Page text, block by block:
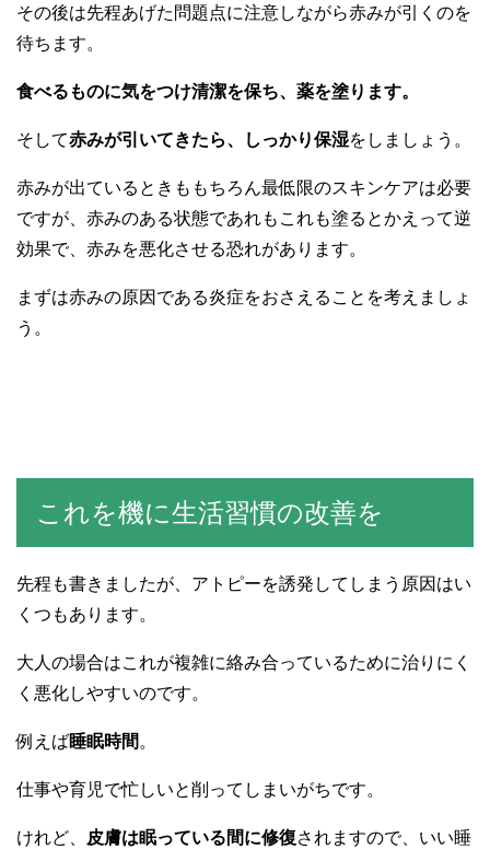
その後は先程あげた問題点に注意しながら赤みが引くのを
待ちます。
食べるものに気をつけ清潔を保ち、薬を塗ります。
そして赤みが引いてきたら、しっかり保湿をしましょう。
赤みが出ているときももちろん最低限のスキンケアは必要
ですが、赤みのある状態であれもこれも塗るとかえって逆
効果で、赤みを悪化させる恐れがあります。
まずは赤みの原因である炎症をおさえることを考えましょ
う。
これを機に生活習慣の改善を
先程も書きましたが、アトピーを誘発してしまう原因はい
くつもあります。
大人の場合はこれが複雑に絡み合っているために治りにく
く悪化しやすいのです。
例えば睡眠時間 。
仕事や育児で忙しいと削ってしまいがちです。
けれど、 皮膚は眠っている間に修復されますので、いい睡